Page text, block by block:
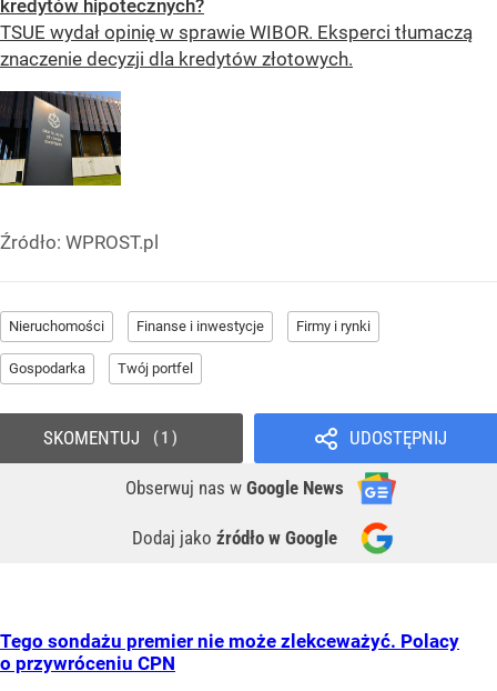
kredytów hipotecznych?
TSUE wydał opinię w sprawie WIBOR. Eksperci tłumaczą
znaczenie decyzji dla kredytów złotowych.
Źródło: WPROST.pl
Nieruchomości Finanse i inwestycje Firmy i rynki
Gospodarka Twój portfel
UDOSTĘPNIJ
Obserwuj nas w Google News
Dodaj jako źródło w Google
SKOMENTUJ 1
Tego sondażu premier nie może zlekceważyć. Polacy
o przywróceniu CPN